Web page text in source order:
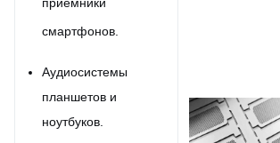
смартфонов.
Аудиосистемы
планшетов и
ноутбуков.